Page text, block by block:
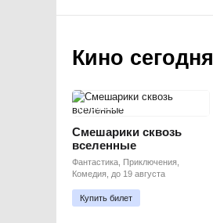
Кино сегодня
ПРЕМЬЕРА
Смешарики сквозь
вселенные
Фантастика, Приключения,
Комедия, до 19 августа
Купить билет